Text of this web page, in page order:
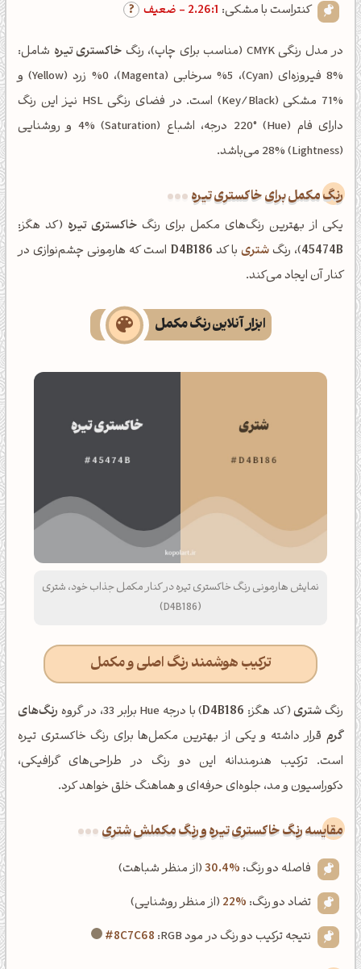
کنتراست با مشکی: 2.26:1 - ضعیف
در مدل رنگی CMYK (مناسب برای چاپ)، رنگ خاکستری تیره شامل:
%8 فیروزه‌ای (Cyan)، %5 سرخابی (Magenta)، %0 زرد (Yellow) و
%71 مشکی (Key/Black) است. در فضای رنگی HSL نیز این رنگ
دارای فام (Hue) 220° درجه، اشباع (Saturation) 4% و روشنایی
(Lightness) 28% می‌باشد.
رنگ مکمل برای خاکستری تیره
یکی از بهترین رنگ‌های مکمل برای رنگ خاکستری تیره (کد هگز:
45474B)، رنگشتری با کد D4B186 است که هارمونی چشم‌نوازی در
کنار آن ایجاد می‌کند.
ابزار آنلاین رنگ مکمل
نمایش هارمونی رنگ خاکستری تیره در کنار مکمل جذاب خود، شتری
(D4B186)
ترکیب هوشمند رنگ اصلی و مکمل
رنگشتری(کد هگز: D4B186) با درجه Hue برابر 33، در گروه
رنگ‌های
گرم قرار داشته و یکی از بهترین مکمل‌ها برای رنگ خاکستری تیره
است. ترکیب هنرمندانه این دو رنگ در طراحی‌های گرافیکی،
دکوراسیون و مد، جلوه‌ای حرفه‌ای و هماهنگ خلق خواهد کرد.
‌مقایسه رنگ خاکستری تیره و رنگ مکملش شتری
فاصله دو رنگ: 30.4%(از منظر شباهت)
تضاد دو رنگ: 22% (از منظر روشنایی)
نتیجه ترکیب دو رنگ در مود RGB:
#8C7C68